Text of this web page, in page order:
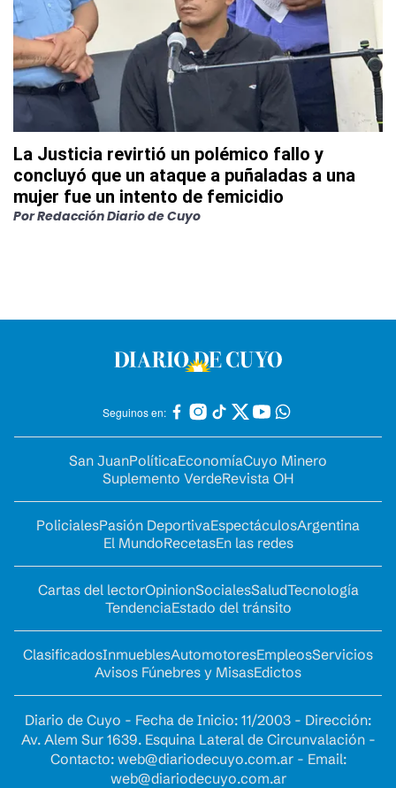
La Justicia revirtió un polémico fallo y
concluyó que un ataque a puñaladas a una
mujer fue un intento de femicidio
PorRedacción Diario de Cuyo
Seguinos en:
San JuanPolíticaEconomíaCuyo Minero
Suplemento VerdeRevista OH
PolicialesPasión DeportivaEspectáculosArgentina
El MundoRecetasEn las redes
Cartas del lectorOpinionSocialesSaludTecnología
TendenciaEstado del tránsito
ClasificadosInmueblesAutomotoresEmpleosServicios
Avisos Fúnebres y MisasEdictos
Diario de Cuyo - Fecha de Inicio: 11/2003 - Dirección:
Av. Alem Sur 1639. Esquina Lateral de Circunvalación -
Contacto: web@diariodecuyo.com.ar- Email:
web@diariodecuyo.com.ar